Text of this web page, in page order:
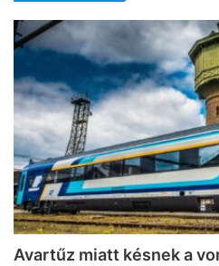
Avartűz miatt késnek a